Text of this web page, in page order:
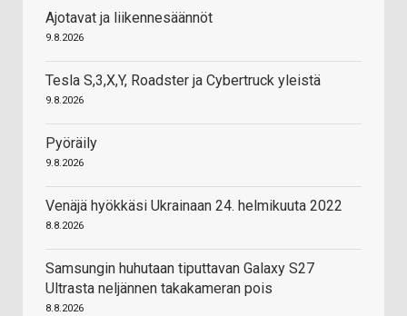
Ajotavat ja liikennesäännöt
9.8.2026
Tesla S,3,X,Y, Roadster ja Cybertruck yleistä
9.8.2026
Pyöräily
9.8.2026
Venäjä hyökkäsi Ukrainaan 24. helmikuuta 2022
8.8.2026
Samsungin huhutaan tiputtavan Galaxy S27
Ultrasta neljännen takakameran pois
8.8.2026